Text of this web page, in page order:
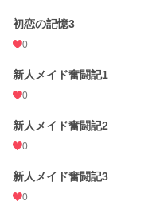
初恋の記憶3
0
新人メイド奮闘記1
0
新人メイド奮闘記2
0
新人メイド奮闘記3
0